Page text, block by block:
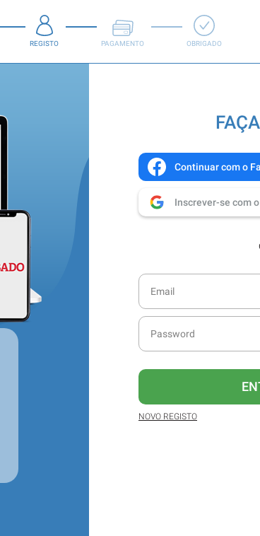
REGISTO PAGAMENTO OBRIGADO
Continuar com o
Inscrever-se com
NOVO REGISTO